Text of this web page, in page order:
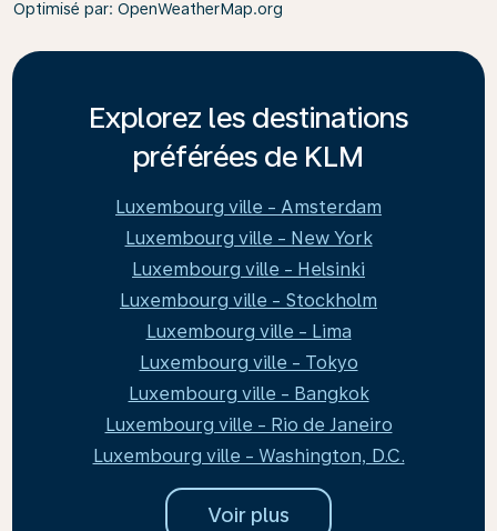
Optimisé par: OpenWeatherMap.org
Explorez les destinations
préférées de KLM
Luxembourg ville - Amsterdam
Luxembourg ville - New York
Luxembourg ville - Helsinki
Luxembourg ville - Stockholm
Luxembourg ville - Lima
Luxembourg ville - Tokyo
Luxembourg ville - Bangkok
Luxembourg ville - Rio de Janeiro
Luxembourg ville - Washington, D.C.
Voir plus